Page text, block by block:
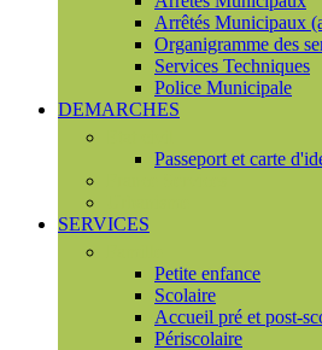
Arrêtés Municipaux
Organigramme des
Services Techniques
Police Municipale
DEMARCHES
Passeport et carte
SERVICES
Petite enfance
Scolaire
Accueil pré et post-
Périscolaire